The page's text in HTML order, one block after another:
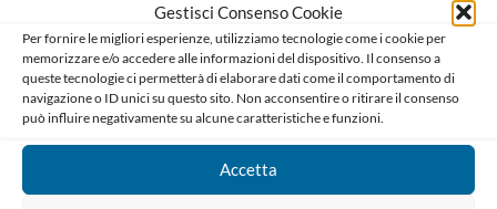
Gestisci Consenso Cookie
Per fornire le migliori esperienze, utilizziamo tecnologie come i cookie per
memorizzare e/o accedere alle informazioni del dispositivo. Il consenso a
queste tecnologie ci permetterà di elaborare dati come il comportamento di
navigazione o ID unici su questo sito. Non acconsentire o ritirare il consenso
può influire negativamente su alcune caratteristiche e funzioni.
Accetta
SEGUE »
07/06/2022
PARERI DI CONGRUITÀ